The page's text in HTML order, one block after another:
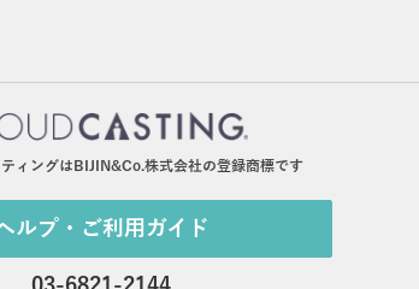
ィングはBIJIN&Co.株式会社の登録商標です
ルプ・ご利用ガイド